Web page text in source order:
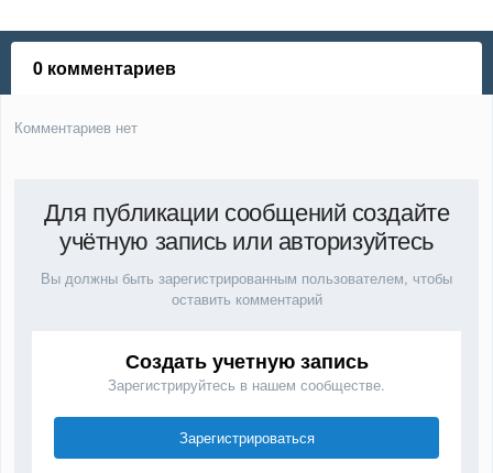
0 комментариев
Комментариев нет
Для публикации сообщений создайте
учётную запись или авторизуйтесь
Вы должны быть зарегистрированным пользователем, чтобы
оставить комментарий
Создать учетную запись
Зарегистрируйтесь в нашем сообществе.
Зарегистрироваться